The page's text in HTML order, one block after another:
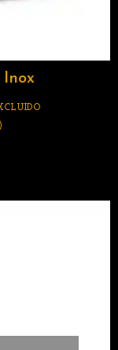
Inox